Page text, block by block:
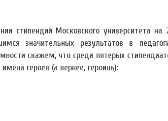
стипендий Московского университета
значительных результатов в
скажем, что среди пятерых
героев (а вернее, героинь):